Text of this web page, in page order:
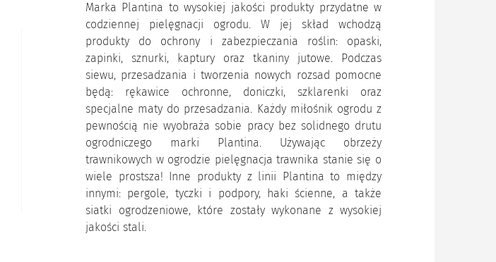
Marka Plantina to wysokiej jakości produkty przydatne w
codziennej pielęgnacji ogrodu. W jej skład wchodzą
produkty do ochrony i zabezpieczania roślin: opaski,
zapinki, sznurki, kaptury oraz tkaniny jutowe. Podczas
siewu, przesadzania i tworzenia nowych rozsad pomocne
będą: rękawice ochronne, doniczki, szklarenki oraz
specjalne maty do przesadzania. Każdy miłośnik ogrodu z
pewnością nie wyobraża sobie pracy bez solidnego drutu
ogrodniczego marki Plantina. Używając obrzeży
trawnikowych w ogrodzie pielęgnacja trawnika stanie się o
wiele prostsza! Inne produkty z linii Plantina to między
innymi: pergole, tyczki i podpory, haki ścienne, a także
siatki ogrodzeniowe, które zostały wykonane z wysokiej
jakości stali.